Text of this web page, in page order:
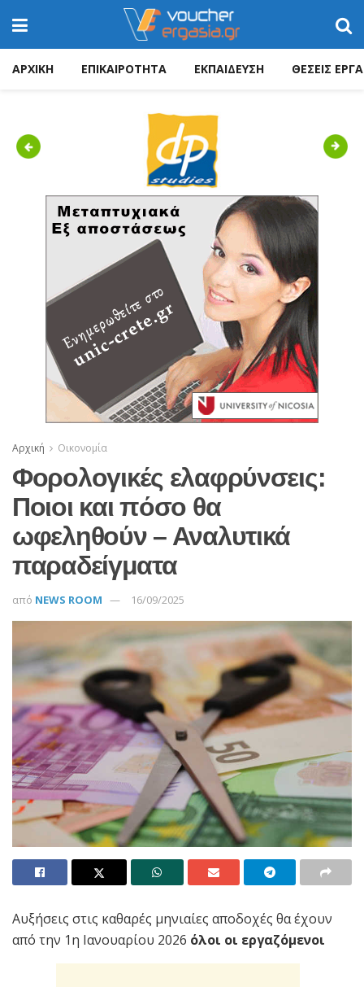
ΑΡΧΙΚΗ ΕΠΙΚΑΙΡΟΤΗΤΑ ΕΚΠΑΙΔΕΥΣΗ ΘΕΣΕΙΣ
Previous Next
Αρχική Οικονομία
Φορολογικές ελαφρύνσεις:
Ποιοι και πόσο θα
ωφεληθούν – Αναλυτικά
παραδείγματα
από NEWS ROOM 16/09/2025
Αυξήσεις στις καθαρές μηνιαίες αποδοχές θα έχουν
από την 1η Ιανουαρίου 2026 όλοι οι εργαζόμενοι